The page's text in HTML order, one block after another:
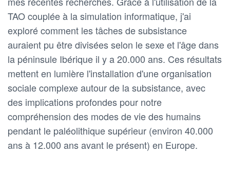
TAO couplée à la simulation informatique, j'ai
exploré comment les tâches de subsistance
auraient pu être divisées selon le sexe et l'âge dans
la péninsule Ibérique il y a 20.000 ans. Ces résultats
mettent en lumière l'installation d'une organisation
sociale complexe autour de la subsistance, avec
des implications profondes pour notre
compréhension des modes de vie des humains
pendant le paléolithique supérieur (environ 40.000
ans à 12.000 ans avant le présent) en Europe.